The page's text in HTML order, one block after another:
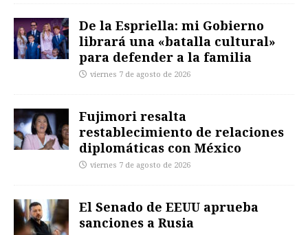
De la Espriella: mi Gobierno
librará una «batalla cultural»
para defender a la familia
viernes 7 de agosto de 2026
Fujimori resalta
restablecimiento de relaciones
diplomáticas con México
viernes 7 de agosto de 2026
El Senado de EEUU aprueba
sanciones a Rusia